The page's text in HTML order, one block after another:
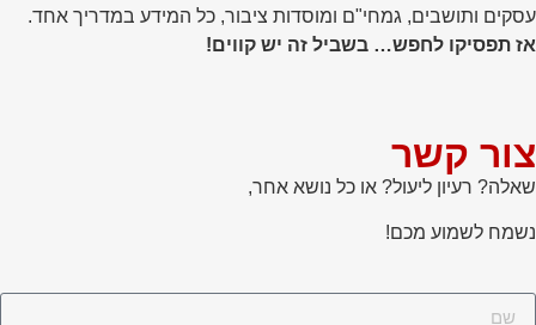
עסקים ותושבים, גמחי"ם ומוסדות ציבור, כל המידע במדריך אחד.
אז תפסיקו לחפש… בשביל זה יש קווים!
צור קשר
שאלה? רעיון ליעול? או כל נושא אחר,
נשמח לשמוע מכם!